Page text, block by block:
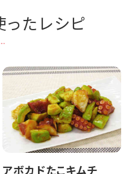
たレシピ
アボカドたこキムチ